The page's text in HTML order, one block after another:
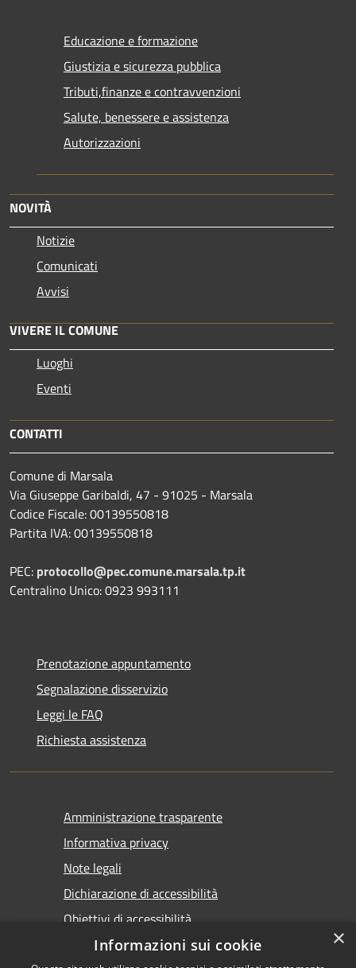
Educazione e formazione
Giustizia e sicurezza pubblica
Tributi,finanze e contravvenzioni
Salute, benessere e assistenza
Autorizzazioni
NOVITÀ
Notizie
Comunicati
Avvisi
VIVERE IL COMUNE
Luoghi
Eventi
CONTATTI
Comune di Marsala
Via Giuseppe Garibaldi, 47 - 91025 - Marsala
Codice Fiscale: 00139550818
Partita IVA: 00139550818
PEC: protocollo@pec.comune.marsala.tp.it
Centralino Unico: 0923 993111
Prenotazione appuntamento
Segnalazione disservizio
Leggi le FAQ
Richiesta assistenza
Amministrazione trasparente
Informativa privacy
Note legali
Dichiarazione di accessibilità
Obiettivi di accessibilità
×
Informazioni sui cookie